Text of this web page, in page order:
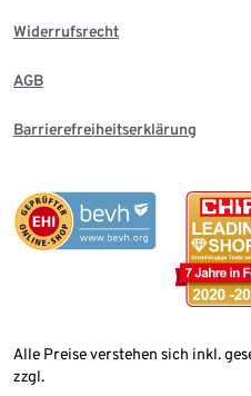
Widerrufsrecht
AGB
Barrierefreiheitserklärung
Alle Preise verstehen sich inkl.
zzgl.